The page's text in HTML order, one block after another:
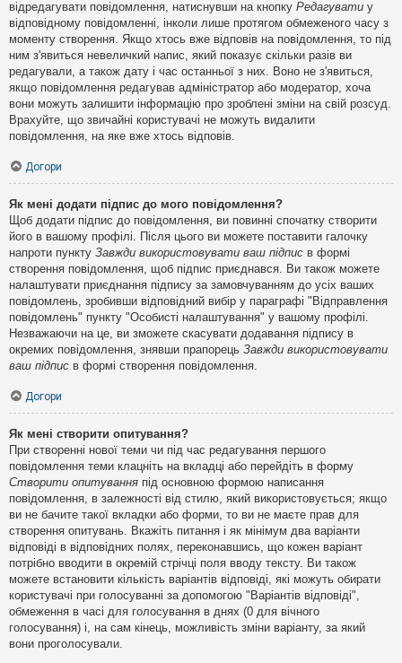
відредагувати повідомлення, натиснувши на кнопку Редагувати у
відповідному повідомленні, інколи лише протягом обмеженого часу з
моменту створення. Якщо хтось вже відповів на повідомлення, то під
ним з'явиться невеличкий напис, який показує скільки разів ви
редагували, а також дату і час останньої з них. Воно не з'явиться,
якщо повідомлення редагував адміністратор або модератор, хоча
вони можуть залишити інформацію про зроблені зміни на свій розсуд.
Врахуйте, що звичайні користувачі не можуть видалити
повідомлення, на яке вже хтось відповів.
Догори
Як мені додати підпис до мого повідомлення?
Щоб додати підпис до повідомлення, ви повинні спочатку створити
його в вашому профілі. Після цього ви можете поставити галочку
напроти пункту Завжди використовувати ваш підпис в формі
створення повідомлення, щоб підпис приєднався. Ви також можете
налаштувати приєднання підпису за замовчуванням до усіх ваших
повідомлень, зробивши відповідний вибір у параграфі "Відправлення
повідомлень" пункту "Особисті налаштування" у вашому профілі.
Незважаючи на це, ви зможете скасувати додавання підпису в
окремих повідомлення, знявши прапорець Завжди використовувати
ваш підпис в формі створення повідомлення.
Догори
Як мені створити опитування?
При створенні нової теми чи під час редагування першого
повідомлення теми клацніть на вкладці або перейдіть в форму
Створити опитування під основною формою написання
повідомлення, в залежності від стилю, який використовується; якщо
ви не бачите такої вкладки або форми, то ви не маєте прав для
створення опитувань. Вкажіть питання і як мінімум два варіанти
відповіді в відповідних полях, переконавшись, що кожен варіант
потрібно вводити в окремій стрічці поля вводу тексту. Ви також
можете встановити кількість варіантів відповіді, які можуть обирати
користувачі при голосуванні за допомогою "Варіантів відповіді",
обмеження в часі для голосування в днях (0 для вічного
голосування) і, на сам кінець, можливість зміни варіанту, за який
вони проголосували.